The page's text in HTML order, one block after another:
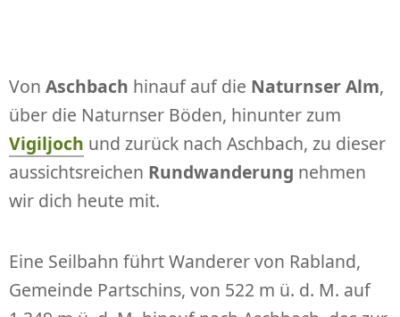
Von Aschbach hinauf auf die Naturnser Alm,
über die Naturnser Böden, hinunter zum
Vigiljoch und zurück nach Aschbach, zu dieser
aussichtsreichen Rundwanderung nehmen
wir dich heute mit.
Eine Seilbahn führt Wanderer von Rabland,
Gemeinde Partschins, von 522 m ü. d. M. auf